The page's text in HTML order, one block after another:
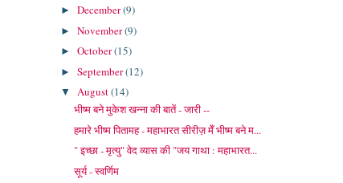
►December(9)
►November(9)
►October(15)
►September(12)
▼August(14)
भीष्म बने मुकेश खन्ना की बातें - जारी --
हमारे भीष्म पितामह - महाभारत सीरीज़ मेँ भीष्म बने म...
" इच्छा - मृत्यु" वेद व्यास की "जय गाथा : महाभारत...
सूर्य - स्वर्णिम